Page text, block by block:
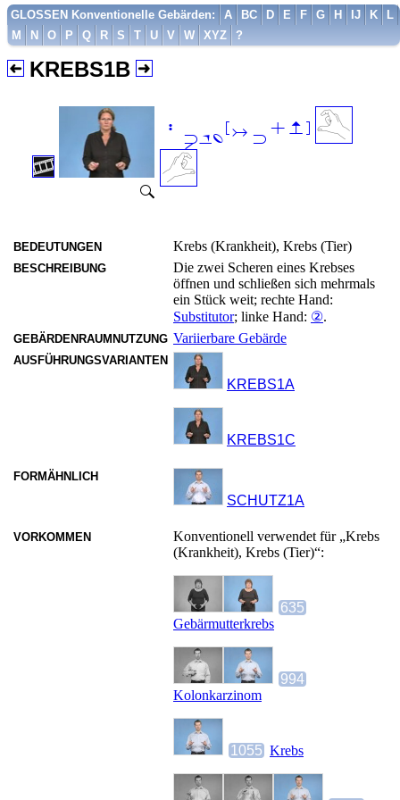
GLOSSEN Konventionelle Gebärden: A BC D E F G H IJ K
L
M
N O P Q R S T U V W XYZ ?
KREBS1B

BEDEUTUNGEN Krebs (Krankheit), Krebs (Tier)
BESCHREIBUNG
Die zwei Scheren eines Krebses
öffnen und schließen sich mehrmals
ein Stück weit; rechte Hand:
Substitutor; linke Hand: ②.
GEBÄRDENRAUMNUTZUNG Variierbare Gebärde
AUSFÜHRUNGSVARIANTEN
KREBS1A
KREBS1C
FORMÄHNLICH
SCHUTZ1A
VORKOMMEN
Konventionell verwendet für „Krebs
(Krankheit), Krebs (Tier)“:
635
Gebärmutterkrebs
994
Kolonkarzinom
1055 Krebs